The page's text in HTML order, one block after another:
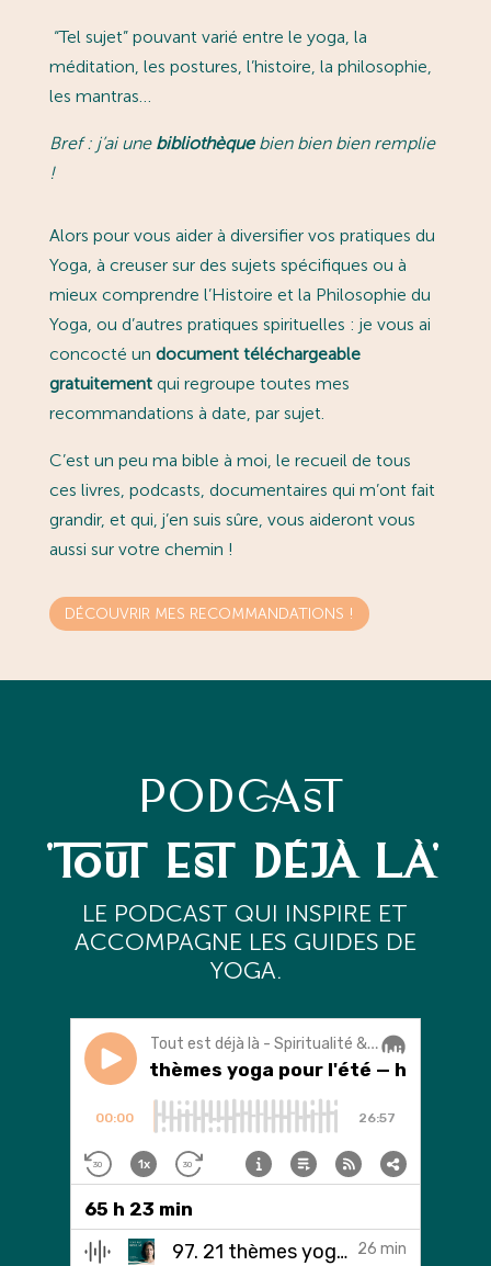
“Tel sujet” pouvant varié entre le yoga, la
méditation, les postures, l’histoire, la philosophie,
les mantras…
Bref : j’ai une bibliothèquebien bien bien remplie
!
Alors pour vous aider à diversifier vos pratiques du
Yoga, à creuser sur des sujets spécifiques ou à
mieux comprendre l’Histoire et la Philosophie du
Yoga, ou d’autres pratiques spirituelles : je vous ai
concocté un document téléchargeable
gratuitementqui regroupe toutes mes
recommandations à date, par sujet.
C’est un peu ma bible à moi, le recueil de tous
ces livres, podcasts, documentaires qui m’ont fait
grandir, et qui, j’en suis sûre, vous aideront vous
aussi sur votre chemin !
DÉCOUVRIR MES RECOMMANDATIONS !
PODCAST
'TOUT EST DÉJÀ LÀ'
LE PODCAST QUI INSPIRE ET
ACCOMPAGNE LES GUIDES DE
YOGA.